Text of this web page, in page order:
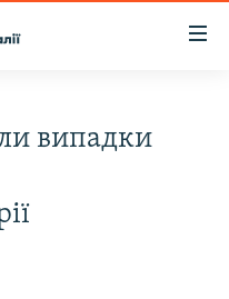
випадки